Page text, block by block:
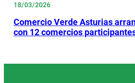
18/03/2026
Comercio Verde Asturias
con 12 comercios